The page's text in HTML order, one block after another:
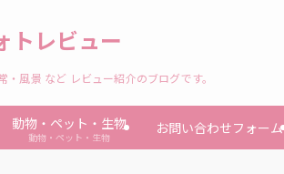
トレビュー
風景 など レビュー紹介のブログです。
動物・ペット・生物
動物・ペット・生物
お問い合わせフォーム